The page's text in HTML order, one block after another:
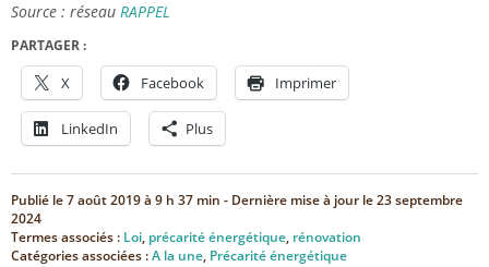
Source : réseau RAPPEL
PARTAGER :
X Facebook Imprimer
LinkedIn Plus
Publié le7 août 2019 à 9 h 37 min - Dernière mise à jour le23 septembre
2024
Termes associés : Loi, précarité énergétique, rénovation
Catégories associées :A la une, Précarité énergétique